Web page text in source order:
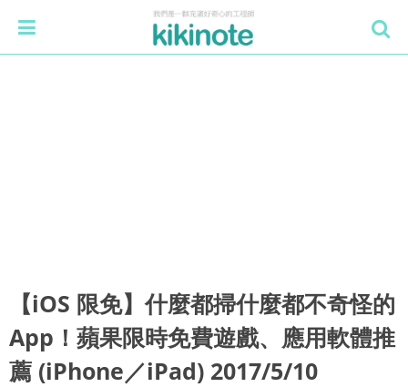
【iOS 限免】什麼都掃什麼都不奇怪的
App！蘋果限時免費遊戲、應用軟體推
薦 (iPhone／iPad) 2017/5/10